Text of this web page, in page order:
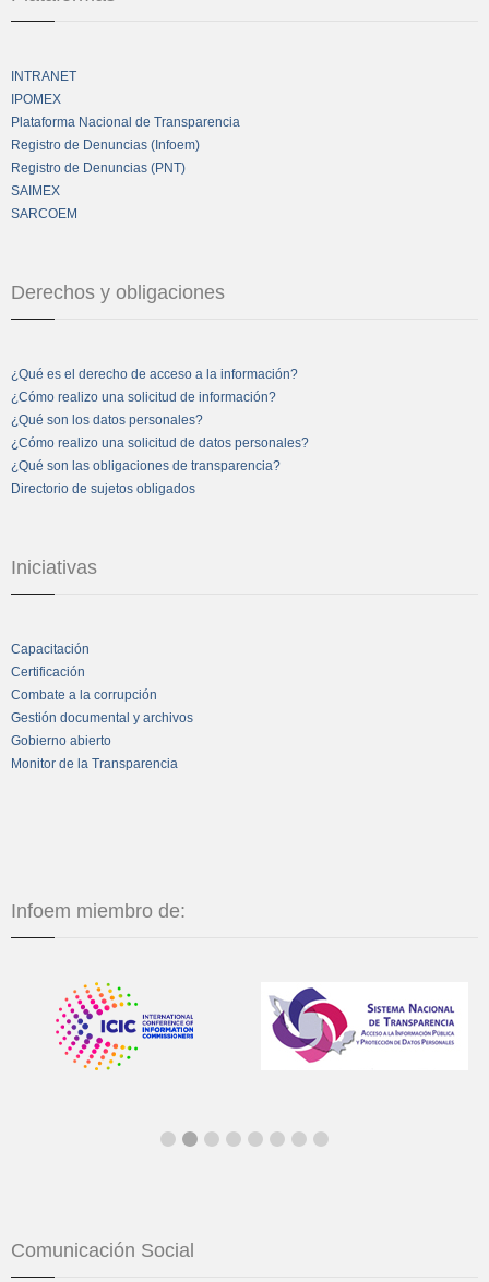
INTRANET
IPOMEX
Plataforma Nacional de Transparencia
Registro de Denuncias (Infoem)
Registro de Denuncias (PNT)
SAIMEX
SARCOEM
Derechos y obligaciones
¿Qué es el derecho de acceso a la información?
¿Cómo realizo una solicitud de información?
¿Qué son los datos personales?
¿Cómo realizo una solicitud de datos personales?
¿Qué son las obligaciones de transparencia?
Directorio de sujetos obligados
Iniciativas
Capacitación
Certificación
Combate a la corrupción
Gestión documental y archivos
Gobierno abierto
Monitor de la Transparencia
Infoem miembro de:
Comunicación Social